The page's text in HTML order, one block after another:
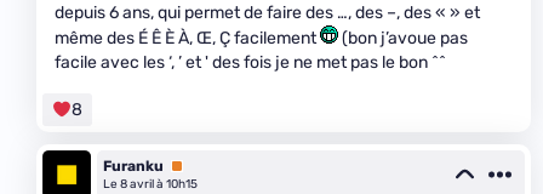
depuis 6 ans, qui permet de faire des …, des –, des « » et
même des É Ê È À, Œ, Ç facilement
(bon j’avoue pas
facile avec les ‘, ’ et ' des fois je ne met pas le bon ^^
8
Furanku
Premium
Le 8 avril à 10h15